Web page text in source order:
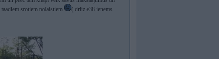
taadiem srotiem nolaistiem
( driiz e38 ienems